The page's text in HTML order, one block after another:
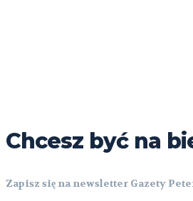
Chcesz być na
Zapisz się na newsletter Gazety